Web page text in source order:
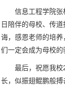
信息工程学院
日陪伴的母校、传
诲，感恩老师的培
们一定会成为母校的
最后，祝愿我
长，似振翅鲲鹏般